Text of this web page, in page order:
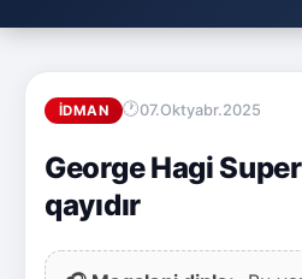
İDMAN 07.Oktyabr.2025
George Hagi
qayıdır